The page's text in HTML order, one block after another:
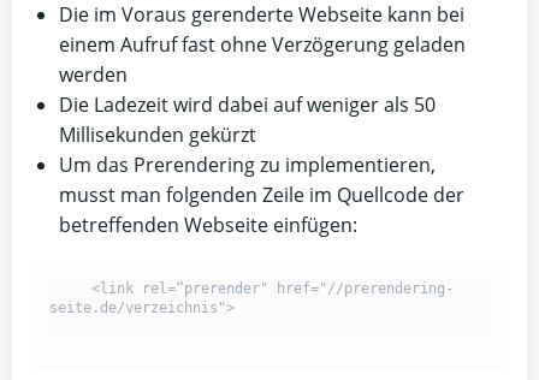
Die im Voraus gerenderte Webseite kann bei
einem Aufruf fast ohne Verzögerung geladen
werden
Die Ladezeit wird dabei auf weniger als 50
Millisekunden gekürzt
Um das Prerendering zu implementieren,
musst man folgenden Zeile im Quellcode der
betreffenden Webseite einfügen:
seite.de/verzeichnis">